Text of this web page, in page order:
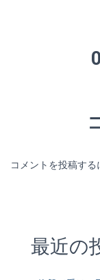
コメントを投稿する
最近の